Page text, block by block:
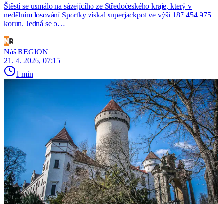
Štěstí se usmálo na sázejícího ze Středočeského kraje, který v
nedělním losování Sportky získal superjackpot ve výši 187 454 975
korun. Jedná se o…
Náš REGION
21. 4. 2026, 07:15
1 min